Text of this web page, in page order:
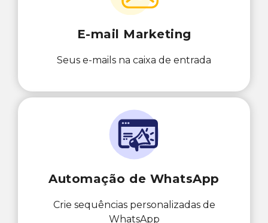
E-mail Marketing
Seus e-mails na caixa de entrada
Automação de WhatsApp
Crie sequências personalizadas de
WhatsApp